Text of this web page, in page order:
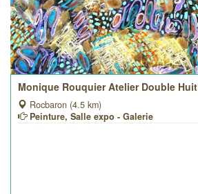
Monique Rouquier Atelier Double Huit
Rocbaron (4.5 km)
Peinture, Salle expo - Galerie